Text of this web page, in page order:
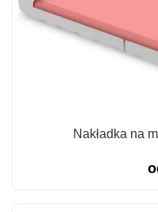
Nakładka na